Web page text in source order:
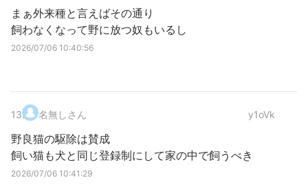
まぁ外来種と言えばその通り
飼わなくなって野に放つ奴もいるし
2026/07/06 10:40:56
13. 名無しさん y1oVk
野良猫の駆除は賛成
飼い猫も犬と同じ登録制にして家の中で飼うべき
2026/07/06 10:41:29